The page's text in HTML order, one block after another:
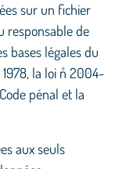
sur un fichier
responsable de
bases légales du
la loi n˚ 2004-
pénal et la
aux seuls